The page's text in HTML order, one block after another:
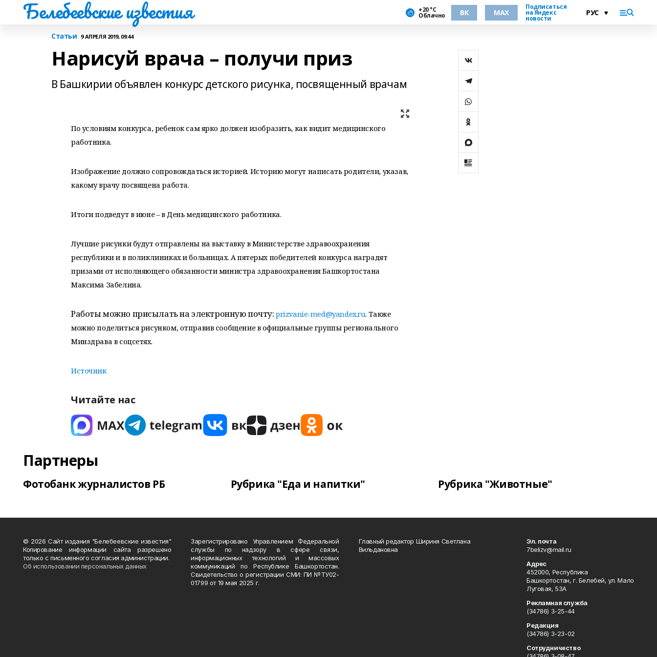
Белебеевские известия +20 °С
Облачно ВК MAX
Подписаться
на Яндекс
новости
Статьи 9 АПРЕЛЯ 2019, 09:44
Нарисуй врача – получи приз
В Башкирии объявлен конкурс детского рисунка, посвященный врачам
По условиям конкурса, ребенок сам ярко должен изобразить, как видит медицинского
работника.
Изображение должно сопровождаться историей. Историю могут написать родители, указав,
какому врачу посвящена работа.
Итоги подведут в июне – в День медицинского работника.
Лучшие рисунки будут отправлены на выставку в Министерстве здравоохранения
республики и в поликлиниках и больницах. А пятерых победителей конкурса наградят
призами от исполняющего обязанности министра здравоохранения Башкортостана
Максима Забелина.
Работы можно присылать на электронную почту:prizvanie-med@yandex.ru. Также
можно поделиться рисунком, отправив сообщение в официальные группы регионального
Минздрава в соцсетях.
Источник
Читайте нас
Партнеры
Фотобанк журналистов РБ Рубрика "Еда и напитки" Рубрика "Животные"
© 2026 Сайт издания "Белебеевские известия"
Копирование информации сайта разрешено
только с письменного согласия администрации.
Об использовании персональных данных
Зарегистрировано Управлением Федеральной
службы по надзору в сфере связи,
информационных технологий и массовых
коммуникаций по Республике Башкортостан.
Свидетельство о регистрации СМИ: ПИ №ТУ02-
01799 от 19 мая 2025 г.
Главный редактор Шириня Светлана
Вильдановна
Эл. почта
7belizv@mail.ru
Адрес
452000, Республика
Башкортостан, г. Белебей, ул. Мало
Луговая, 53А
Рекламная служба
(34786) 3-25-44
Редакция
(34786) 3-23-02
Сотрудничество